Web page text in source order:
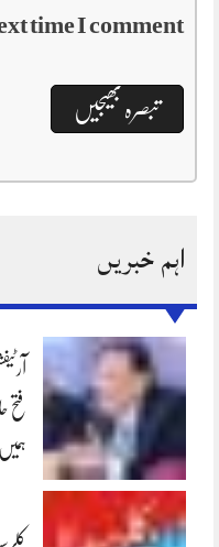
time I comment.
اہم خبریں